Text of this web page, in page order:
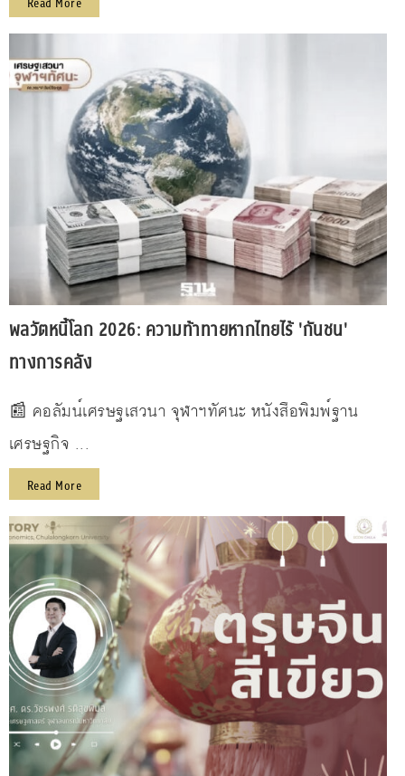
Read More
พลวัตหนี้โลก 2026: ความท้าทายหากไทยไร้ 'กันชน'
ทางการคลัง
📰 คอลัมน์เศรษฐเสวนา จุฬาฯทัศนะ หนังสือพิมพ์ฐาน
เศรษฐกิจ ...
Read More